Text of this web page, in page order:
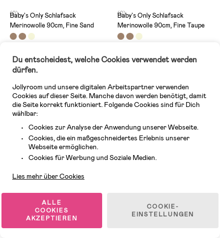
(0)
Baby's Only Schlafsack
Merinowolle 90cm, Fine Sand
99,99 €
(0)
Baby's Only Schlafsack
Merinowolle 90cm, Fine Taupe
99,99 €
-10%
Versandkostenfrei
Auf Lager
Versandkostenfrei
Du entscheidest, welche Cookies verwendet werden
dürfen.
Jollyroom und unsere digitalen Arbeitspartner verwenden
Cookies auf dieser Seite. Manche davon werden benötigt, damit
die Seite korrekt funktioniert. Folgende Cookies sind für Dich
wählbar:
Cookies zur Analyse der Anwendung unserer Webseite.
Cookies, die ein maßgeschneidertes Erlebnis unserer
Webseite ermöglichen.
Cookies für Werbung und Soziale Medien.
Lies mehr über Cookies
ALLE
COOKIES
AKZEPTIEREN
COOKIE-
EINSTELLUNGEN